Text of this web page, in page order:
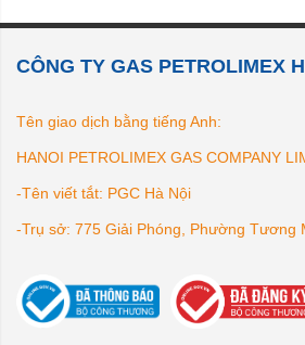
CÔNG TY GAS PETROLIMEX
Tên giao dịch bằng tiếng Anh:
HANOI PETROLIMEX GAS COMPANY
-Tên viết tắt: PGC Hà Nội
-Trụ sở: 775 Giải Phóng, Phường Tương